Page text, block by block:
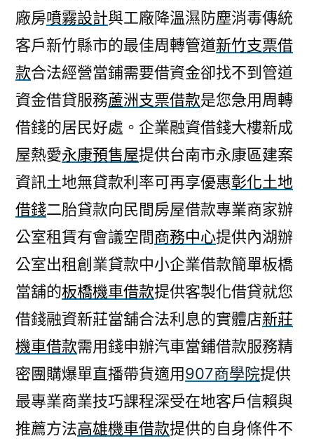
廠房噴霧設計與工廠降溫濕防塵消毒傳統
客戶新竹縣市的最佳周轉管道新竹支票借
款合法經營當鋪需要借資金卻找不到管道
資金借貸服務蘆洲支票借款是您急用周轉
借錢的居民好處。企業融資借錢大樓新成
屋熱愛永康預售屋提供台南市永康區建案
資訊土地無貸款利率可再享優惠彰化土地
借錢二胎貸款向民間房屋借款專業商家辦
公室租賃有會議空間商務中心提供內湖辦
公室出租創業貸款中小企業借款簡單板橋
當舖的板橋機車借款提供客製化借貸就您
借錢融資新莊當舖合法利息的實體店新莊
機車借款需用錢申辦汽車當鋪借款服務精
密團購爆單直播帶貨適用907商學院提供
最專業商業技巧課程深受在地客戶信賴與
推薦方法高雄機車借款提供的自身條件不